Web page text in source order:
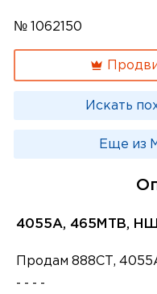
№ 1062150
Искать
Еще из
4055А, 465МТВ,
Продам 888СТ,
- - - -